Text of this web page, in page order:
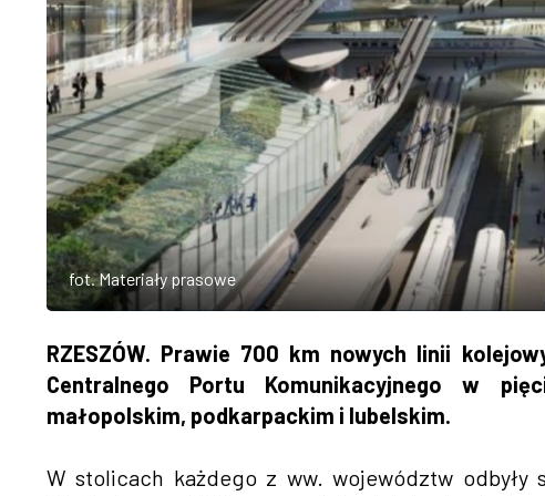
fot. Materiały prasowe
RZESZÓW. Prawie 700 km nowych linii
Centralnego Portu Komunikacyjnego w
małopolskim, podkarpackim i lubelskim.
W stolicach każdego z ww. województw